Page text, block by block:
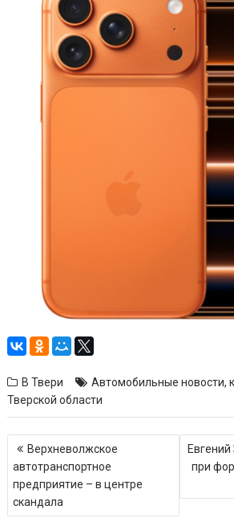
В Твери Автомобильные новости,
Тверской области
Навигация
по
записям
Верхневолжское
автотранспортное
предприятие – в центре
скандала
при